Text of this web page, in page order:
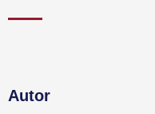
Autor